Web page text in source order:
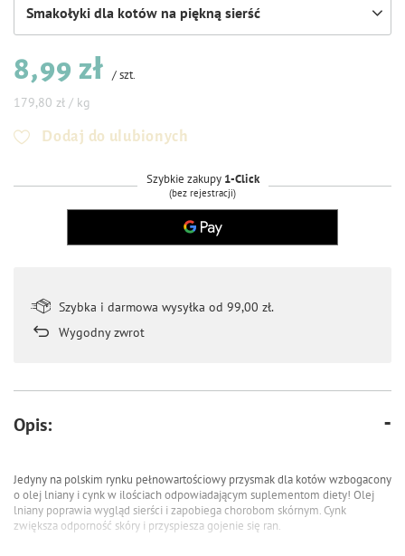
Smakołyki dla kotów na piękną sierść
8,99 zł /szt.
179,80 zł / kg
Dodaj do ulubionych
Szybkie zakupy 1-Click
(bez rejestracji)
Szybka i darmowa wysyłka od 99,00 zł.
Wygodny zwrot
Opis:
Jedyny na polskim rynku pełnowartościowy przysmak dla kotów wzbogacony
o olej lniany i cynk w ilościach odpowiadającym suplementom diety! Olej
lniany poprawia wygląd sierści i zapobiega chorobom skórnym. Cynk
zwiększa odporność skóry i przyspiesza gojenie się ran.